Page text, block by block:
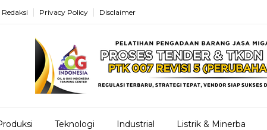
Privacy Policy Disclaimer
Teknologi Industrial Listrik & Minerba